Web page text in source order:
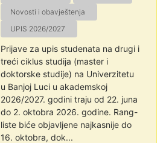
Novosti i obavještenja
UPIS 2026/2027
Prijave za upis studenata na drugi i
treći ciklus studija (master i
doktorske studije) na Univerzitetu
u Banjoj Luci u akademskoj
2026/2027. godini traju od 22. juna
do 2. oktobra 2026. godine. Rang-
liste biće objavljene najkasnije do
16. oktobra, dok...